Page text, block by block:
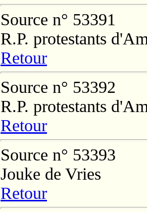
Source n° 53391
R.P. protestants
Retour
Source n° 53392
R.P. protestants
Retour
Source n° 53393
Jouke de Vries
Retour